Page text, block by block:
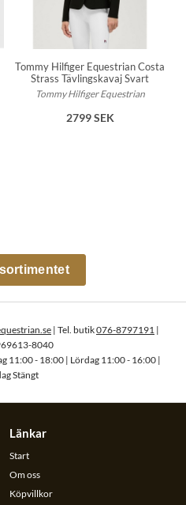
Tommy Hilfiger Equestrian Costa
Strass Tävlingskavaj Svart
Tommy Hilfiger Equestrian
2799 SEK
| Tel. butik076-8797191 |
8040
11:00 - 18:00 | Lördag 11:00 - 16:00 |
Stängt
Länkar
Start
Om oss
Köpvillkor